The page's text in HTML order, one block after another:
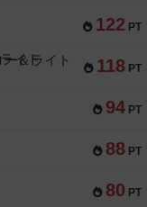
122 PT
118 PT
＆ライト
94 PT
88 PT
80 PT